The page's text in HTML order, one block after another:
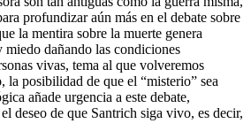
profundizar aún más en el debate sobre
la mentira sobre la muerte genera
dañando las condiciones
vivas, tema al que volveremos
la posibilidad de que el “misterio” sea
añade urgencia a este debate,
deseo de que Santrich siga vivo, es decir,